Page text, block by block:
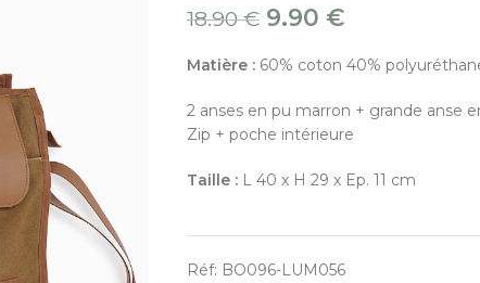
18.90€ 9.90 €
Matière :60% coton 40%
2 anses en pu marron + grande anse
Zip + poche intérieure
Taille :L 40 x H 29 x Ep. 11 cm
Réf: BO096-LUM056